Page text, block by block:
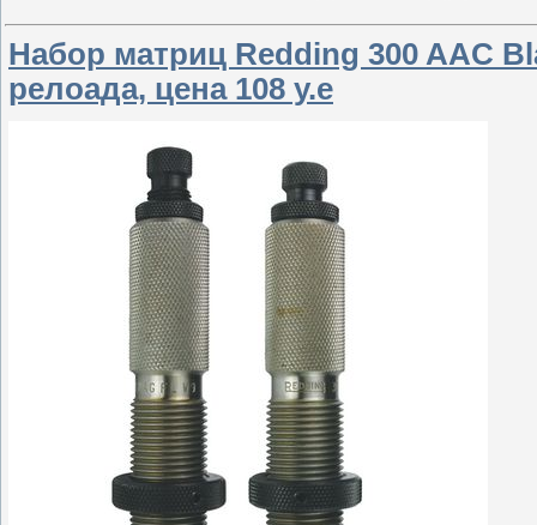
Набор матриц Redding 300 AAC
релоада, цена 108 у.е